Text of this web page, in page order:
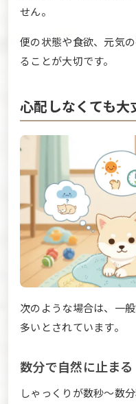
せん。
便の状態や食欲、元気
ることが大切です。
心配しなくても大
次のような場合は、一
多いとされています。
数分で自然に止まる
しゃっくりが数秒〜数